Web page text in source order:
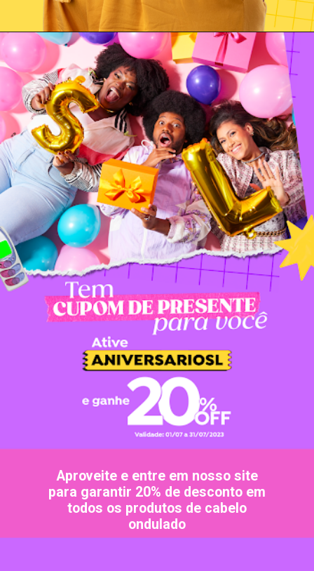
Aproveite e entre em nosso site
para garantir 20% de desconto em
todos os produtos de cabelo
ondulado